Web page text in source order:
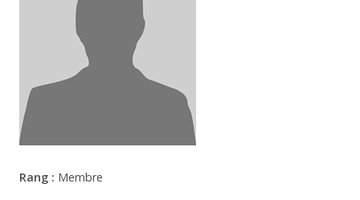
Rang : Membre